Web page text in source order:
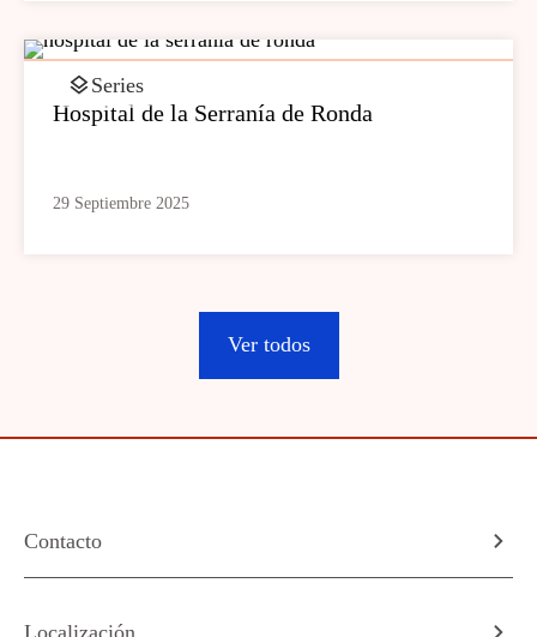
Series
Hospital de la Serranía de Ronda
29 Septiembre 2025
Ver todos
Contacto
Localización